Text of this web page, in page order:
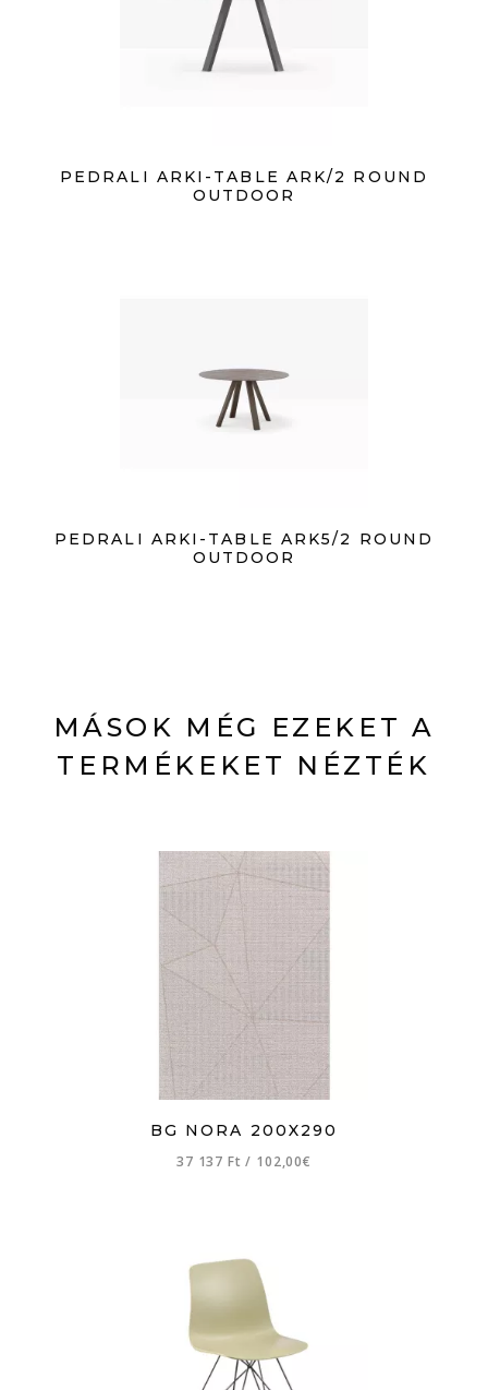
PEDRALI ARKI-TABLE ARK/2 ROUND
OUTDOOR
PEDRALI ARKI-TABLE ARK5/2 ROUND
OUTDOOR
MÁSOK MÉG EZEKET A
TERMÉKEKET NÉZTÉK
BG NORA 200X290
37 137 Ft/ 102,00€